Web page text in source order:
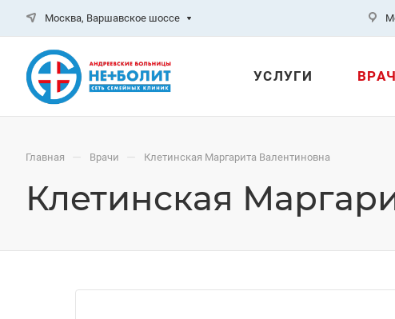
Москва, Варшавское шоссе
УСЛУГИ
Главная — Врачи — Клетинская Маргарита Валентиновна
Клетинская